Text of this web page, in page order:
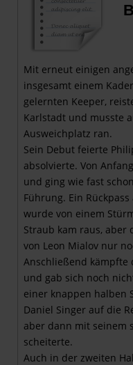
Mit erneut einigen
insgesamt einem
gelernten Keeper,
Karlstadt und musste
Ausweichplatz ran.
Sein Debut feierte
absolvierte. Von
und ging wie fast
Führung. Ein
wurde von einem
Straub kam raus, aber
von Leon Mialov nur
Anschließend kämpfte
und gab sich noch
einer knappen halben
Daniel Singer auf die
aber dann mit seinem
scheiterte.
Auch in der zweiten